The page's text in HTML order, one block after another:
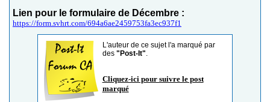
Lien pour le formulaire de Décembre :
https://form.svhrt.com/694a6ae2459753fa3ec937f1
L'auteur de ce sujet l'a marqué par
des "Post-It".
Cliquez-ici pour suivre le post
marqué